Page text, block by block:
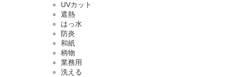
UVカット
遮熱
はっ水
防炎
和紙
柄物
業務用
洗える